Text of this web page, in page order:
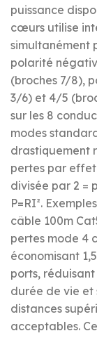
puissance
cœurs utilise
simultanément
polarité
(broches 7/8),
3/6) et 4/5
sur les 8
modes
drastiquement
pertes par
divisée par 2 =
P=RI².
câble 100m
pertes mode 4
économisant
ports,
durée de vie
distances
acceptables.